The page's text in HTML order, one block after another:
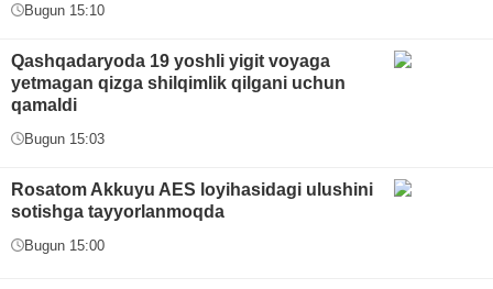
Bugun 15:10
Qashqadaryoda 19 yoshli yigit voyaga
yetmagan qizga shilqimlik qilgani uchun
qamaldi
Bugun 15:03
Rosatom Akkuyu AES loyihasidagi ulushini
sotishga tayyorlanmoqda
Bugun 15:00